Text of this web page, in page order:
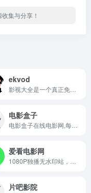
集与分享！
ekvod
电影盒子
爱看电影网
片吧影院